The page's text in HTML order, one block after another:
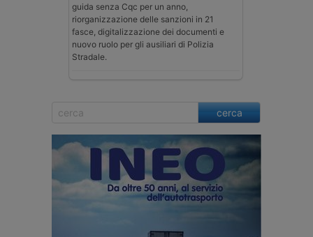
guida senza Cqc per un anno,
riorganizzazione delle sanzioni in 21
fasce, digitalizzazione dei documenti e
nuovo ruolo per gli ausiliari di Polizia
Stradale.
cerca